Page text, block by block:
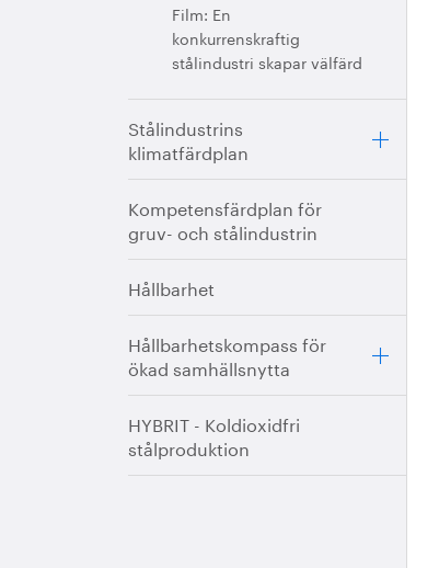
Film: En
konkurrenskraftig
stålindustri skapar välfärd
Stålindustrins
klimatfärdplan
Kompetensfärdplan för
gruv- och stålindustrin
Hållbarhet
Hållbarhetskompass för
ökad samhällsnytta
HYBRIT - Koldioxidfri
stålproduktion